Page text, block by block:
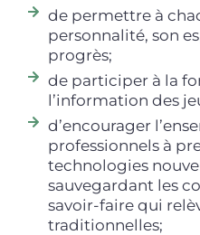
de permettre à
personnalité, son
progrès;
de participer à la
l’information des
d’encourager
professionnels à
technologies
sauvegardant les
savoir-faire qui
traditionnelles;